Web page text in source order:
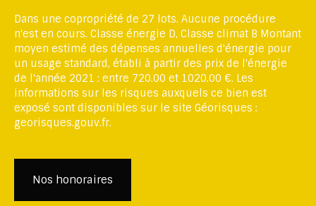
Dans une copropriété de 27 lots. Aucune procédure
n'est en cours. Classe énergie D, Classe climat B Montant
moyen estimé des dépenses annuelles d'énergie pour
un usage standard, établi à partir des prix de l'énergie
de l'année 2021 : entre 720.00 et 1020.00 €. Les
informations sur les risques auxquels ce bien est
exposé sont disponibles sur le site Géorisques :
georisques.gouv.fr.
Nos honoraires